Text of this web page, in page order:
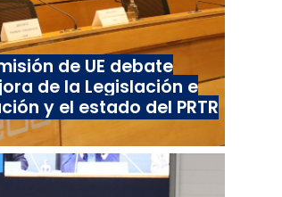
de UE debate
de la Legislación e
y el estado del PRTR